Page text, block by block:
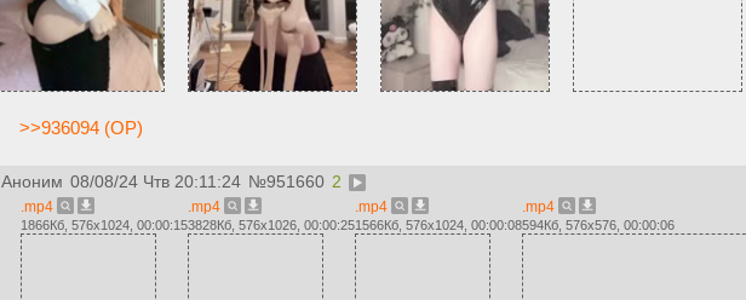
>>936094 (OP)
Аноним 08/08/24 Чтв 20:11:24 №951660 2
.mp4
1866Кб, 576x1024, 00:00:15
.mp4
3828Кб, 576x1026, 00:00:25
.mp4
1566Кб, 576x1024, 00:00:08
.mp4
594Кб, 576x576, 00:00:06